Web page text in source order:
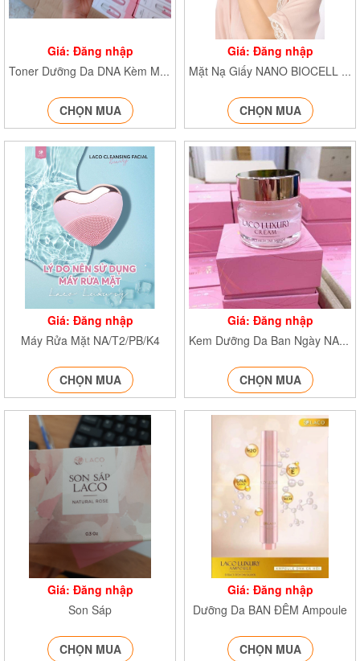
Giá: Đăng nhập
Toner Dưỡng Da DNA Kèm Máy Phun Sương NA/T2/PB/K4
CHỌN MUA
Giá: Đăng nhập
Mặt Nạ Giấy NANO BIOCELL NA/T1/K5
CHỌN MUA
Giá: Đăng nhập
Máy Rửa Mặt NA/T2/PB/K4
CHỌN MUA
Giá: Đăng nhập
Kem Dưỡng Da Ban Ngày NA/T2/PB/K4
CHỌN MUA
Giá: Đăng nhập
Son Sáp
CHỌN MUA
Giá: Đăng nhập
Dưỡng Da BAN ĐÊM Ampoule
CHỌN MUA